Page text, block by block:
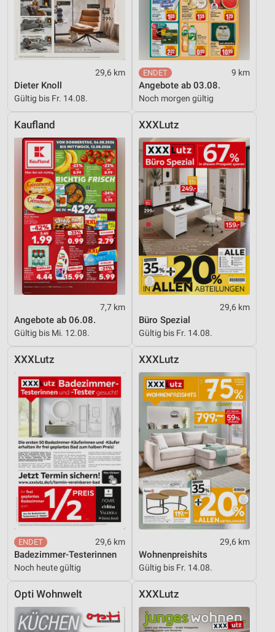
29,6 km
Dieter Knoll
Gültig bis Fr. 14.08.
9 km
Angebote ab 03.08.
Noch morgen gültig
Kaufland
7,7 km
Angebote ab 06.08.
Gültig bis Mi. 12.08.
XXXLutz
29,6 km
Büro Spezial
Gültig bis Fr. 14.08.
XXXLutz
29,6 km
Badezimmer-Testerinnen
Noch heute gültig
XXXLutz
29,6 km
Wohnenpreishits
Gültig bis Fr. 14.08.
Opti Wohnwelt XXXLutz